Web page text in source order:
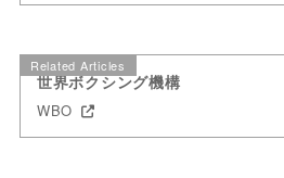
Related Articles
世界ボクシング機構
WBO